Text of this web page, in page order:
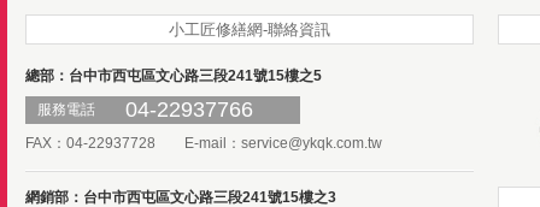
小工匠修繕網-聯絡資訊
總部：台中市西屯區文心路三段241號15樓之5
服務電話
04-22937766
FAX：04-22937728 E-mail： service@ykqk.com.tw
網銷部：台中市西屯區文心路三段241號15樓之3